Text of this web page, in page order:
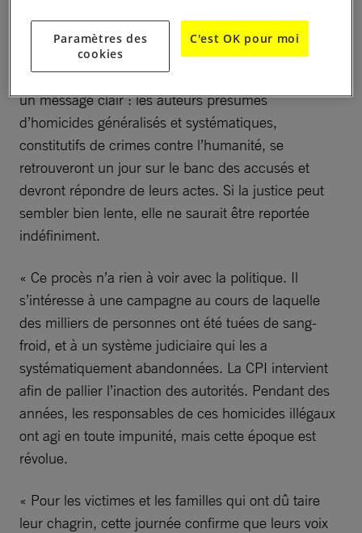
d’accusation retenus contre l’ancien président
Rodrigo Duterte marque un tournant historique pour
les victimes et la justice internationale. Elle envoie
un message clair : les auteurs présumés
d’homicides généralisés et systématiques,
constitutifs de crimes contre l’humanité, se
retrouveront un jour sur le banc des accusés et
devront répondre de leurs actes. Si la justice peut
sembler bien lente, elle ne saurait être reportée
indéfiniment.
« Ce procès n’a rien à voir avec la politique. Il
s’intéresse à une campagne au cours de laquelle
des milliers de personnes ont été tuées de sang-
froid, et à un système judiciaire qui les a
systématiquement abandonnées. La CPI intervient
afin de pallier l’inaction des autorités. Pendant des
années, les responsables de ces homicides illégaux
ont agi en toute impunité, mais cette époque est
révolue.
« Pour les victimes et les familles qui ont dû taire
leur chagrin, cette journée confirme que leurs voix
Paramètres des
cookies
C'est OK pour moi